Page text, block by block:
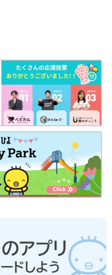
ルパンツ」を購入。なんと！
できたんだとか。パープル
ムチェックに花柄をONした
れからの時期に大活躍！」
、着心地も◎」超使える★
Tシャツ4選
しずつ暖かくなってきましたよ
愛らしいロンTと半袖Tシャツ
り、これからの時期に大活躍す
中には値下げされているものも
から使うのならオトクに手に入
すすめですよ♪ 今回はそんな
袖Tシャツをご紹介します。
やすいものばかりでしたよ
で、オトクなアイテムを見つ
使えるアイテムも多くそろっ
てみるのもアリかも♪ ぜひチ
、現在と異なる場合がありま
年3月時点のものです。